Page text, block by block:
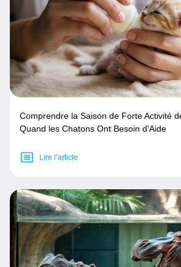
Comprendre la Saison de Forte Activité
Quand les Chatons Ont Besoin d'Aide
Lire l’article